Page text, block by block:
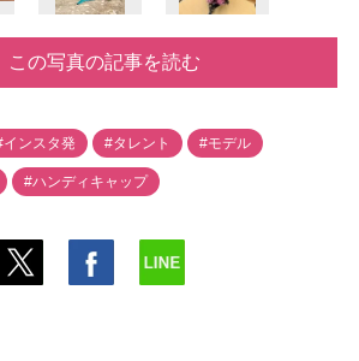
この写真の記事を読む
インスタ発 #タレント #モデル
#ハンディキャップ